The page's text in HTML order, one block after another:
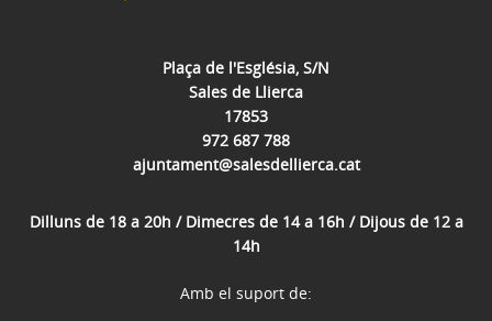
Plaça de l'Església, S/N
Sales de Llierca
17853
972 687 788
ajuntament@salesdellierca.cat
Dilluns de 18 a 20h / Dimecres de 14 a 16h / Dijous de 12 a
14h
Amb el suport de: